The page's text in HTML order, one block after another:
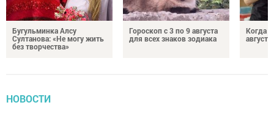
Бугульминка Алсу
Султанова: «Не могу жить
без творчества»
Гороскоп с 3 по 9 августа
для всех знаков зодиака
Когда
НОВОСТИ